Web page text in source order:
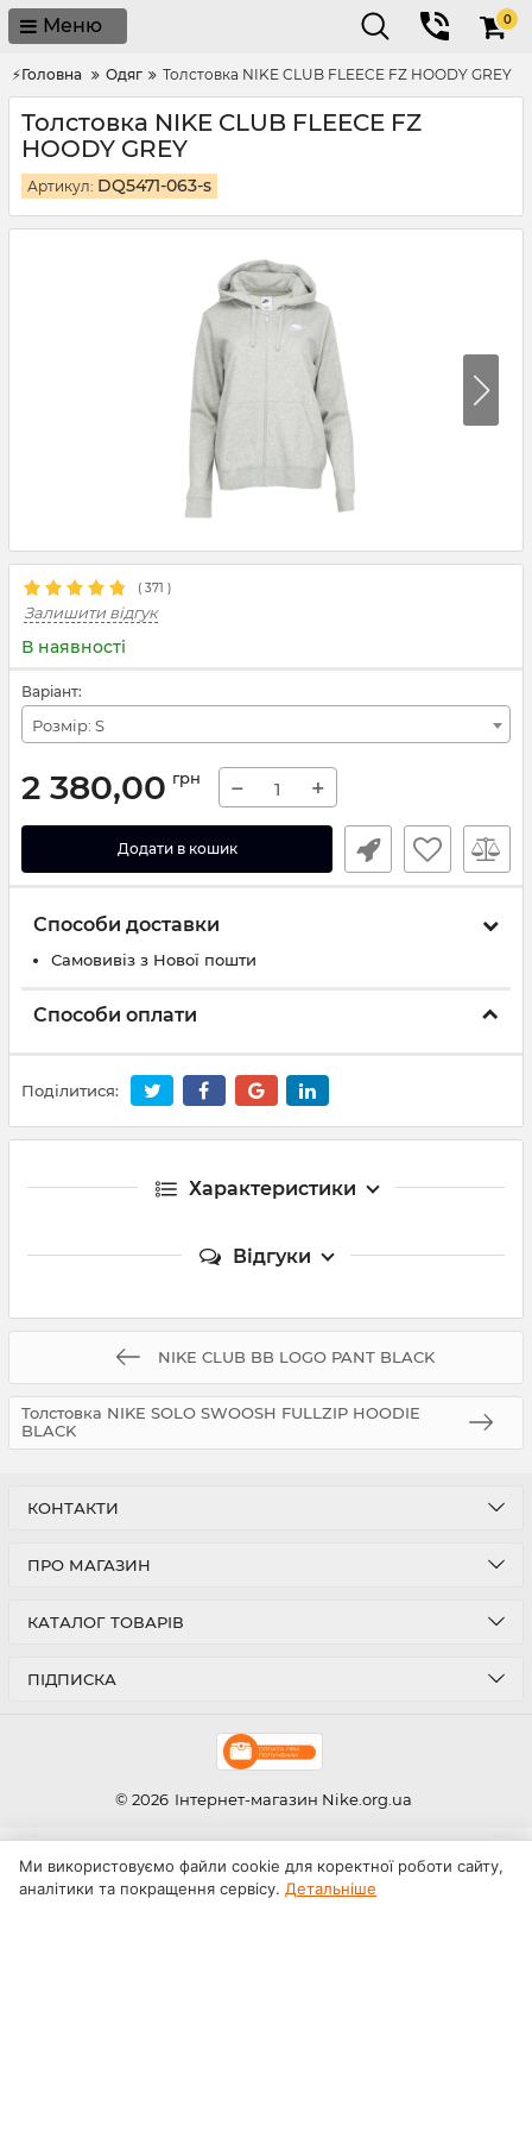
Меню 0
⚡Головна Одяг Толстовка NIKE CLUB FLEECE FZ HOODY GREY
Толстовка NIKE CLUB FLEECE FZ
HOODY GREY
Артикул: DQ5471-063-s
( 371 )
Залишити відгук
В наявності
Варіант:
Розмір: S
2 380,00 грн − +
Додати в кошик
Способи доставки
Самовивіз з Нової пошти
Способи оплати
Поділитися:
Характеристики
Відгуки
NIKE CLUB BB LOGO PANT BLACK
Толстовка NIKE SOLO SWOOSH FULLZIP HOODIE
BLACK
КОНТАКТИ
ПРО МАГАЗИН
КАТАЛОГ ТОВАРІВ
ПІДПИСКА
© 2026 Інтернет-магазин Nike.org.ua
Ми використовуємо файли cookie для коректної роботи сайту,
аналітики та покращення сервісу. Детальніше